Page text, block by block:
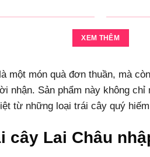
XEM THÊM
một món quà đơn thuần, mà
nhận. Sản phẩm này không
từ những loại trái cây quý
cây Lai Châu